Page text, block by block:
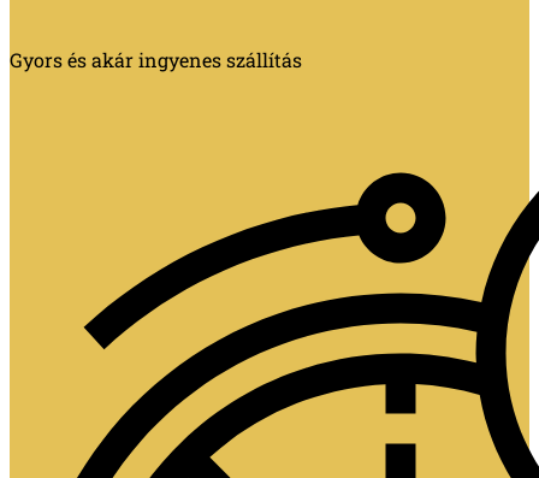
Gyors és akár ingyenes szállítás